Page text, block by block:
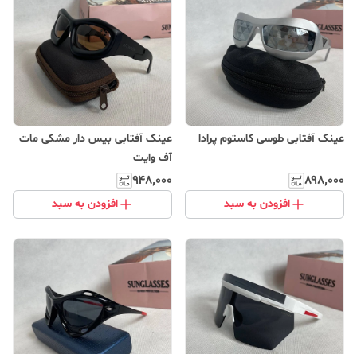
عینک آفتابی طوسی کاستوم پرادا
۸۹۸٬۰۰۰
افزودن به سبد
عینک آفتابی بیس دار مشکی مات
آف وایت
۹۴۸٬۰۰۰
افزودن به سبد